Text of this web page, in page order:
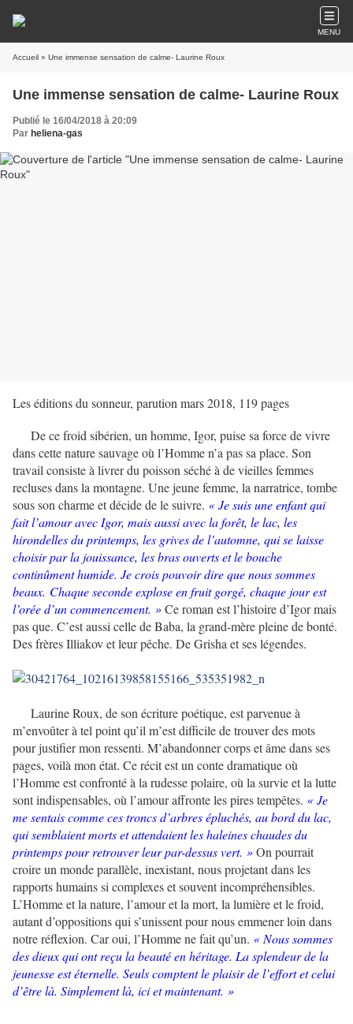
MENU
Accueil » Une immense sensation de calme- Laurine Roux
Une immense sensation de calme- Laurine Roux
Publié le 16/04/2018 à 20:09
Par heliena-gas
Les éditions du sonneur, parution mars 2018, 119 pages
De ce froid sibérien, un homme, Igor, puise sa force de vivre
dans cette nature sauvage où l’Homme n’a pas sa place. Son
travail consiste à livrer du poisson séché à de vieilles femmes
recluses dans la montagne. Une jeune femme, la narratrice, tombe
sous son charme et décide de le suivre. « Je suis une enfant qui
fait l’amour avec Igor, mais aussi avec la forêt, le lac, les
hirondelles du printemps, les grives de l’automne, qui se laisse
choisir par la jouissance, les bras ouverts et le bouche
continûment humide. Je crois pouvoir dire que nous sommes
beaux. Chaque seconde explose en fruit gorgé, chaque jour est
l’orée d’un commencement. »Ce roman est l’histoire d’Igor mais
pas que. C’est aussi celle de Baba, la grand-mère pleine de bonté.
Des frères Illiakov et leur pêche. De Grisha et ses légendes.
Laurine Roux, de son écriture poétique, est parvenue à
m’envoûter à tel point qu’il m’est difficile de trouver des mots
pour justifier mon ressenti. M’abandonner corps et âme dans ses
pages, voilà mon état. Ce récit est un conte dramatique où
l’Homme est confronté à la rudesse polaire, où la survie et la lutte
sont indispensables, où l’amour affronte les pires tempêtes. « Je
me sentais comme ces troncs d’arbres épluchés, au bord du lac,
qui semblaient morts et attendaient les haleines chaudes du
printemps pour retrouver leur par-dessus vert. »On pourrait
croire un monde parallèle, inexistant, nous projetant dans les
rapports humains si complexes et souvent incompréhensibles.
L’Homme et la nature, l’amour et la mort, la lumière et le froid,
autant d’oppositions qui s’unissent pour nous emmener loin dans
notre réflexion. Car oui, l’Homme ne fait qu’un. « Nous sommes
des dieux qui ont reçu la beauté en héritage. La splendeur de la
jeunesse est éternelle. Seuls comptent le plaisir de l’effort et celui
d’être là. Simplement là, ici et maintenant. »